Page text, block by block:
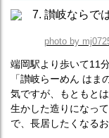
photo by
端岡駅より歩いて11
「讃岐らーめん は
気ですが、もともと
生かした造りになっ
で、長居したくなるお